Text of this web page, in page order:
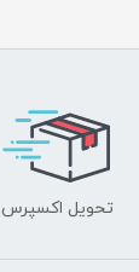
تحویل اکسپرس